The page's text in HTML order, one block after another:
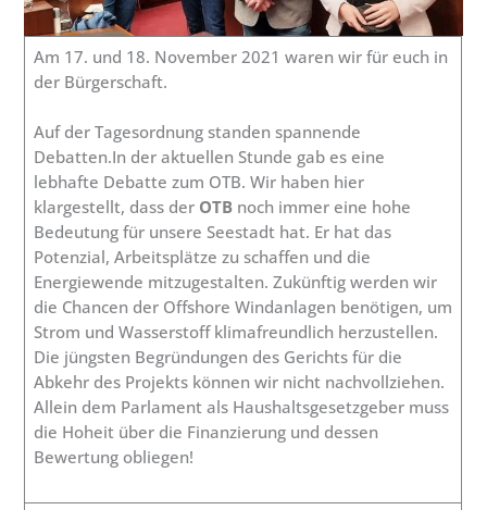
Am 17. und 18. November 2021 waren wir für euch in
der Bürgerschaft.
Auf der Tagesordnung standen spannende
Debatten.In der aktuellen Stunde gab es eine
lebhafte Debatte zum OTB. Wir haben hier
klargestellt, dass der OTB noch immer eine hohe
Bedeutung für unsere Seestadt hat. Er hat das
Potenzial, Arbeitsplätze zu schaffen und die
Energiewende mitzugestalten. Zukünftig werden wir
die Chancen der Offshore Windanlagen benötigen, um
Strom und Wasserstoff klimafreundlich herzustellen.
Die jüngsten Begründungen des Gerichts für die
Abkehr des Projekts können wir nicht nachvollziehen.
Allein dem Parlament als Haushaltsgesetzgeber muss
die Hoheit über die Finanzierung und dessen
Bewertung obliegen!